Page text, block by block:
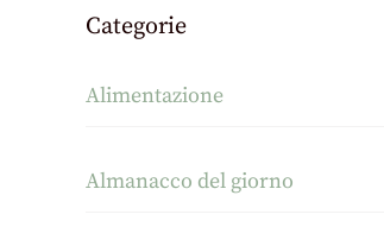
Categorie
Alimentazione
Almanacco del giorno